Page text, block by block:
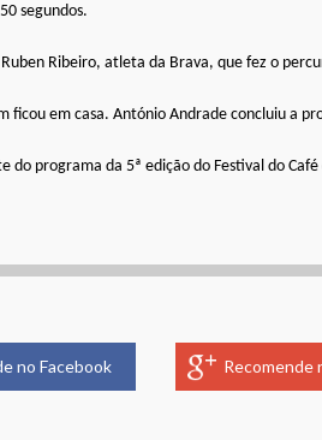
segundos.
Ribeiro, atleta da Brava, que fez o
ficou em casa. António Andrade concluiu a
do programa da 5ª edição do Festival do
no Facebook Recomende